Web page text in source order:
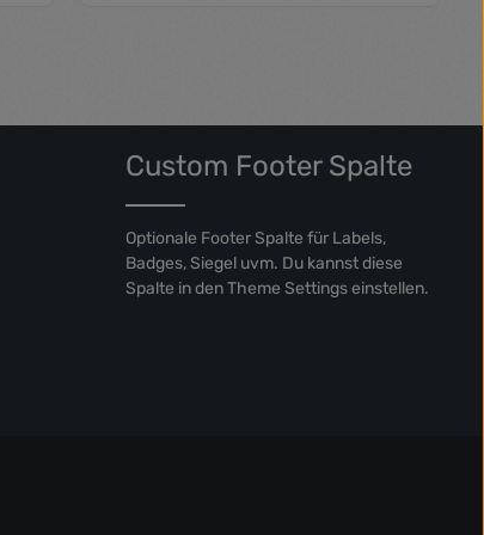
die Anzahl zu erhöhen oder zu
Custom Footer Spalte
Optionale Footer Spalte für Labels,
Badges, Siegel uvm. Du kannst diese
Spalte in den Theme Settings einstellen.